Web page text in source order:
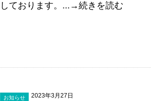
しております。...→続きを読む
お知らせ 2023年3月27日